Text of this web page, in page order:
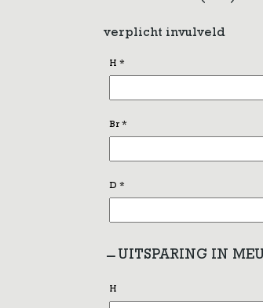
verplicht invulveld
H*
Br*
D*
UITSPARING IN
H